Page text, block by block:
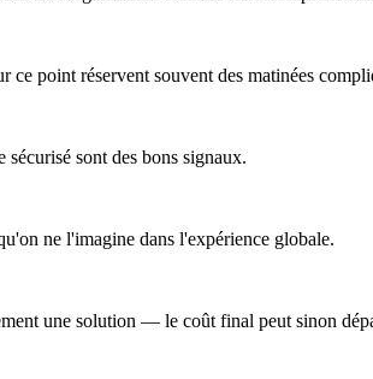
point réservent souvent des matinées
sont des bons signaux.
ne l'imagine dans l'expérience globale.
une solution — le coût final peut sinon